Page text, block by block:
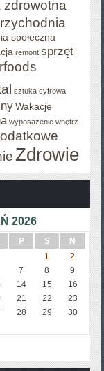
zdrowotna
społeczna
remont sprzęt
sztuka cyfrowa
Wakacje
wyposażenie wnętrz
Zdrowie
2026
P S
N
1
2
7 8
9
14 15
16
21 22
23
28 29
30